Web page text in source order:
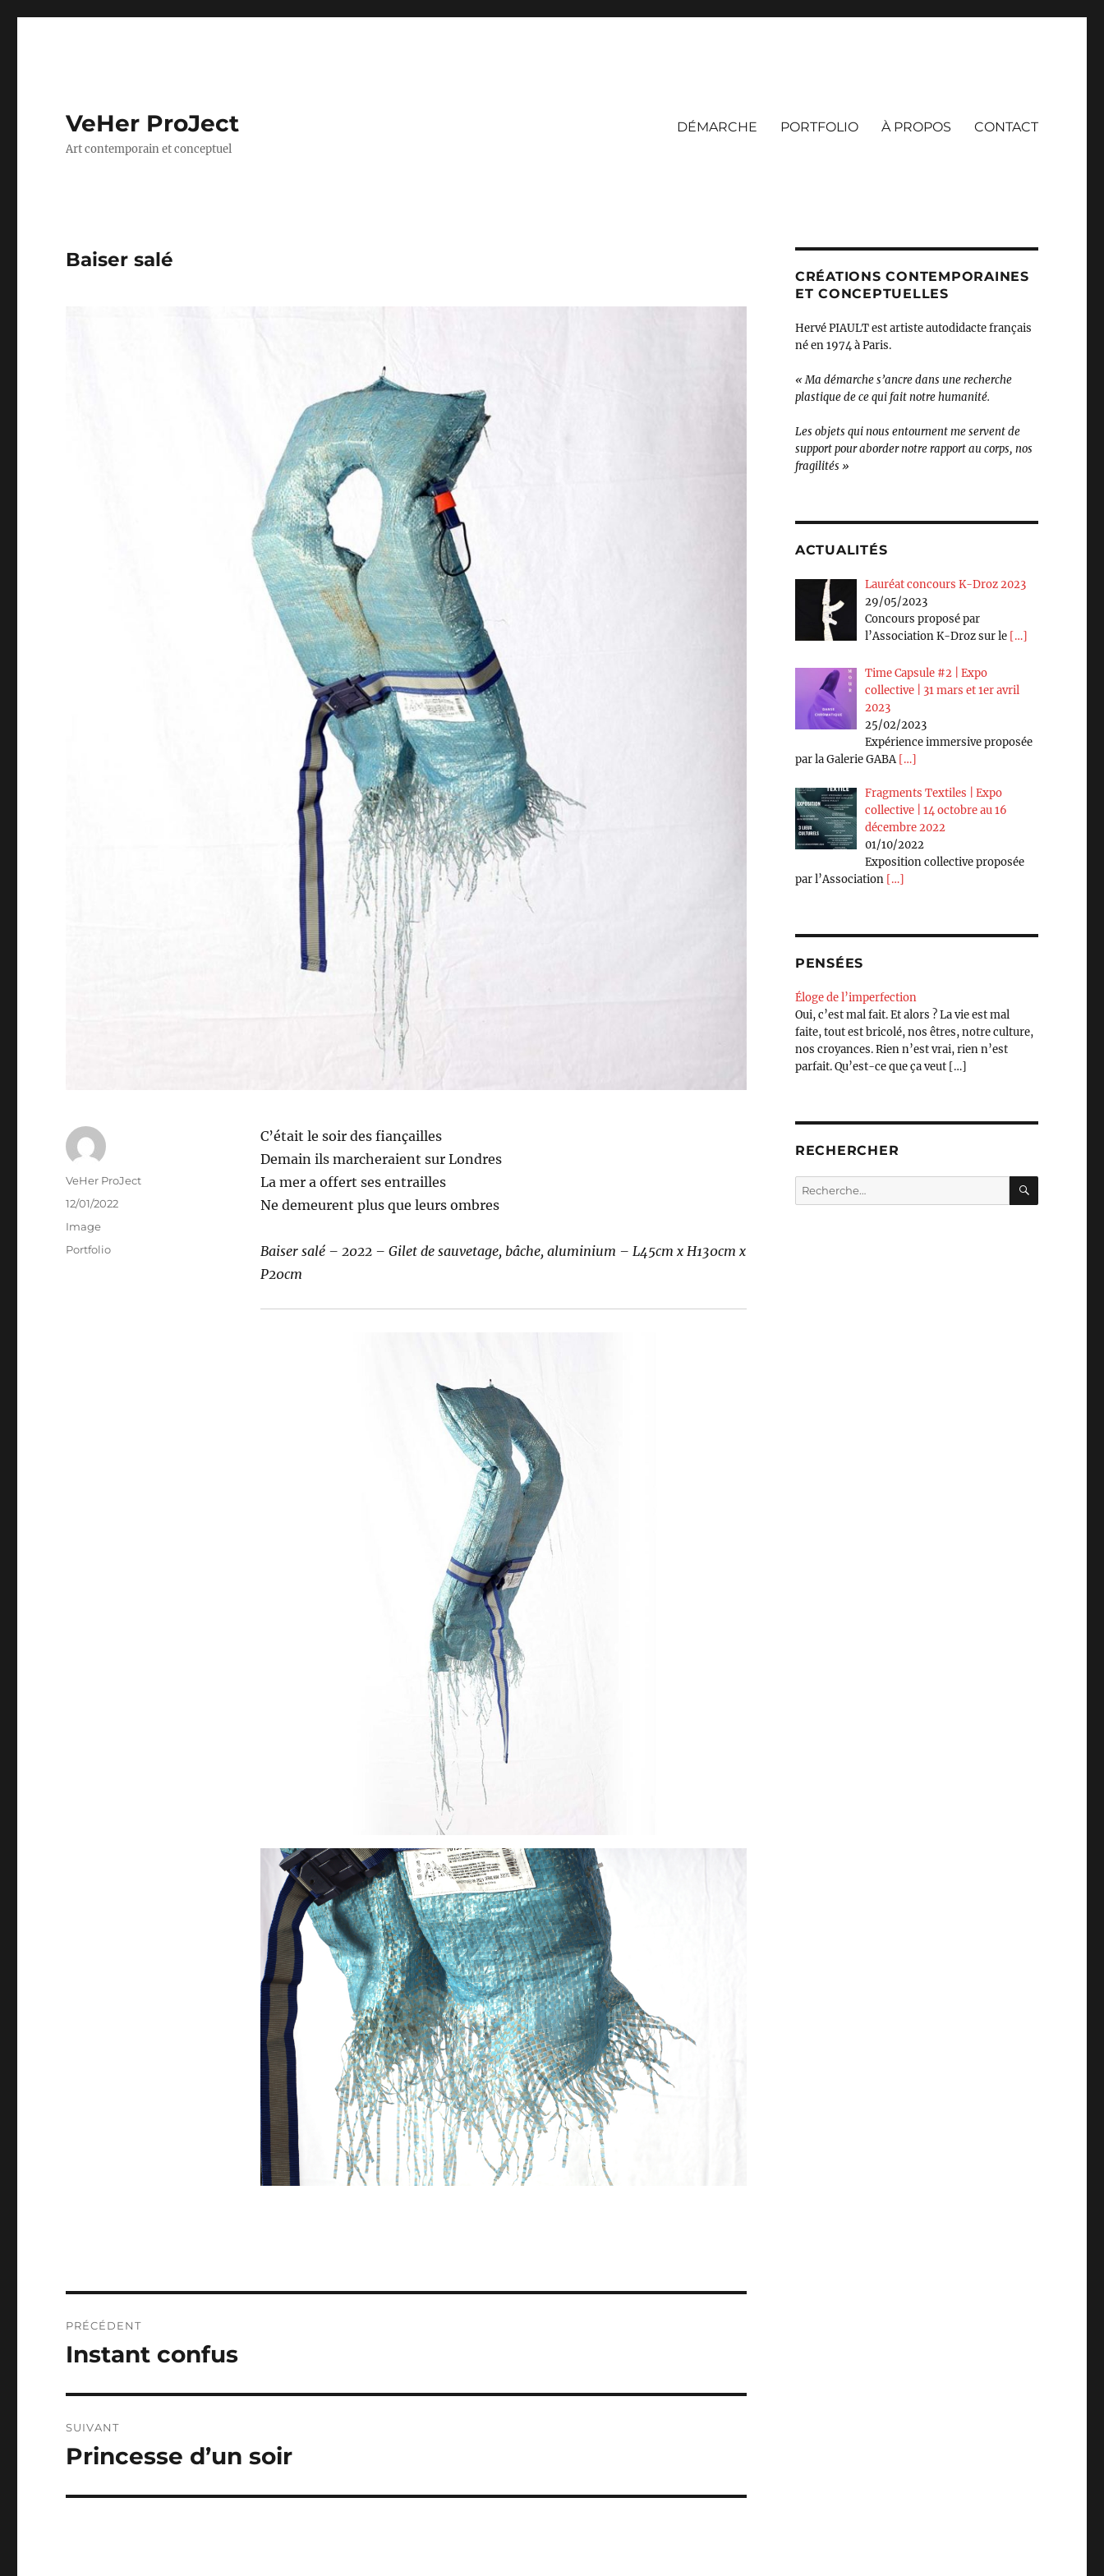
VeHer ProJect
Art contemporain et conceptuel
DÉMARCHE PORTFOLIO À PROPOS CONTACT
Baiser salé
C’était le soir des fiançailles
Demain ils marcheraient sur Londres
La mer a offert ses entrailles
Ne demeurent plus que leurs ombres
Baiser salé – 2022 – Gilet de sauvetage, bâche, aluminium – L45cm x H130cm x
P20cm
Auteur
VeHer ProJect
Publié
le
12/01/2022
Format
Image
Catégories
Portfolio
de
PRÉCÉDENT
Publication
Instant confus
SUIVANT
Publication
Princesse d’un soir
CRÉATIONS CONTEMPORAINES
ET CONCEPTUELLES
Hervé PIAULT est artiste autodidacte français
né en 1974 à Paris.
« Ma démarche s’ancre dans une recherche
plastique de ce qui fait notre humanité.
Les objets qui nous entournent me servent de
support pour aborder notre rapport au corps, nos
fragilités »
ACTUALITÉS
Lauréat concours K-Droz 2023
29/05/2023
Concours proposé par
l’Association K-Droz sur le […]
Time Capsule #2 | Expo
collective | 31 mars et 1er avril
2023
25/02/2023
Expérience immersive proposée
par la Galerie GABA[…]
Fragments Textiles | Expo
collective | 14 octobre au 16
décembre 2022
01/10/2022
Exposition collective proposée
par l’Association […]
PENSÉES
Éloge de l’imperfection
Oui, c’est mal fait. Et alors ? La vie est mal
faite, tout est bricolé, nos êtres, notre culture,
nos croyances. Rien n’est vrai, rien n’est
parfait. Qu’est-ce que ça veut […]
RECHERCHER
Recherche
pour :